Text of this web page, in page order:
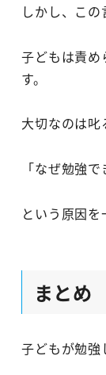
しかし、この
子どもは責め
す。
大切なのは叱
「なぜ勉強で
という原因を
まとめ
子どもが勉強